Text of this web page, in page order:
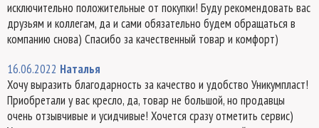
исключительно положительные от покупки! Буду рекомендовать вас
друзьям и коллегам, да и сами обязательно будем обращаться в
компанию снова) Спасибо за качественный товар и комфорт)
16.06.2022 Наталья
Хочу выразить благодарность за качество и удобство Уникумпласт!
Приобретали у вас кресло, да, товар не большой, но продавцы
очень отзывчивые и усидчивые! Хочется сразу отметить сервис)